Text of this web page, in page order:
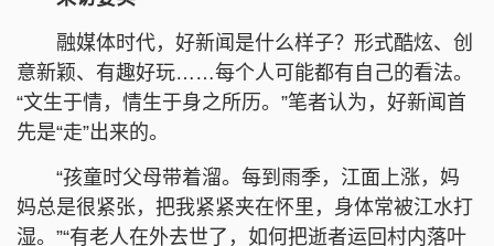
融媒体时代，好新闻是什么样子？形式酷炫、创
意新颖、有趣好玩……每个人可能都有自己的看法。
“文生于情，情生于身之所历。”笔者认为，好新闻首
先是“走”出来的。
“孩童时父母带着溜。每到雨季，江面上涨，妈
妈总是很紧张，把我紧紧夹在怀里，身体常被江水打
湿。”“有老人在外去世了，如何把逝者运回村内落叶